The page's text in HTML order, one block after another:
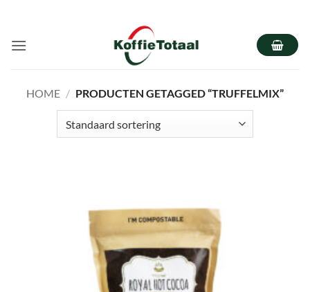
inhoud
HOME / PRODUCTEN GETAGGED “TRUFFELMIX”